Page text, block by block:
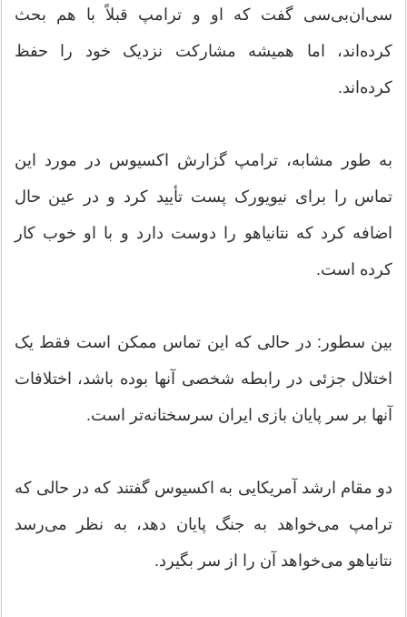
سی‌ان‌بی‌سی گفت که او و ترامپ قبلاً با هم بحث
کرده‌اند، اما همیشه مشارکت نزدیک خود را حفظ
کرده‌اند.
به طور مشابه، ترامپ گزارش اکسیوس در مورد این
تماس را برای نیویورک پست تأیید کرد و در عین حال
اضافه کرد که نتانیاهو را دوست دارد و با او خوب کار
کرده است.
بین سطور: در حالی که این تماس ممکن است فقط یک
اختلال جزئی در رابطه شخصی آنها بوده باشد، اختلافات
آنها بر سر پایان بازی ایران سرسختانه‌تر است.
دو مقام ارشد آمریکایی به اکسیوس گفتند که در حالی که
ترامپ می‌خواهد به جنگ پایان دهد، به نظر می‌رسد
نتانیاهو می‌خواهد آن را از سر بگیرد.